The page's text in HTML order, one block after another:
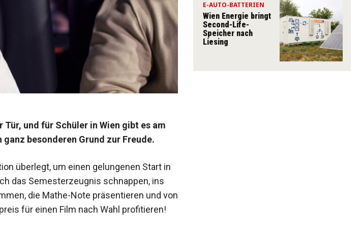
und für Schüler in Wien gibt es am
besonderen Grund zur Freude.
überlegt, um einen gelungenen Start in
das Semesterzeugnis schnappen, ins
die Mathe-Note präsentieren und von
für einen Film nach Wahl profitieren!
E-AUTO-BATTERIEN
Wien Energie bringt
Second-Life-
Speicher nach
Liesing